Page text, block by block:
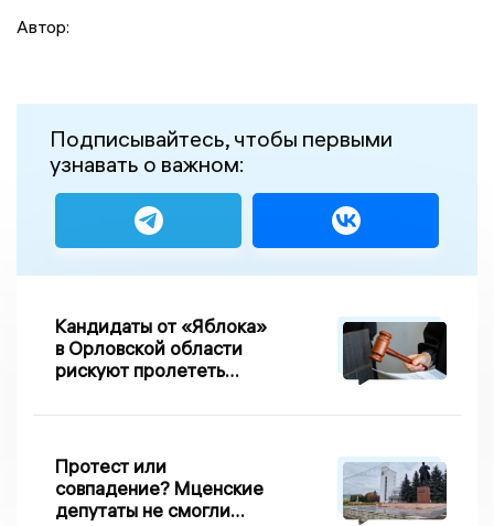
Автор:
Подписывайтесь, чтобы первыми
узнавать о важном:
Кандидаты от «Яблока»
в Орловской области
рискуют пролететь
Протест или
совпадение? Мценские
депутаты не смогли